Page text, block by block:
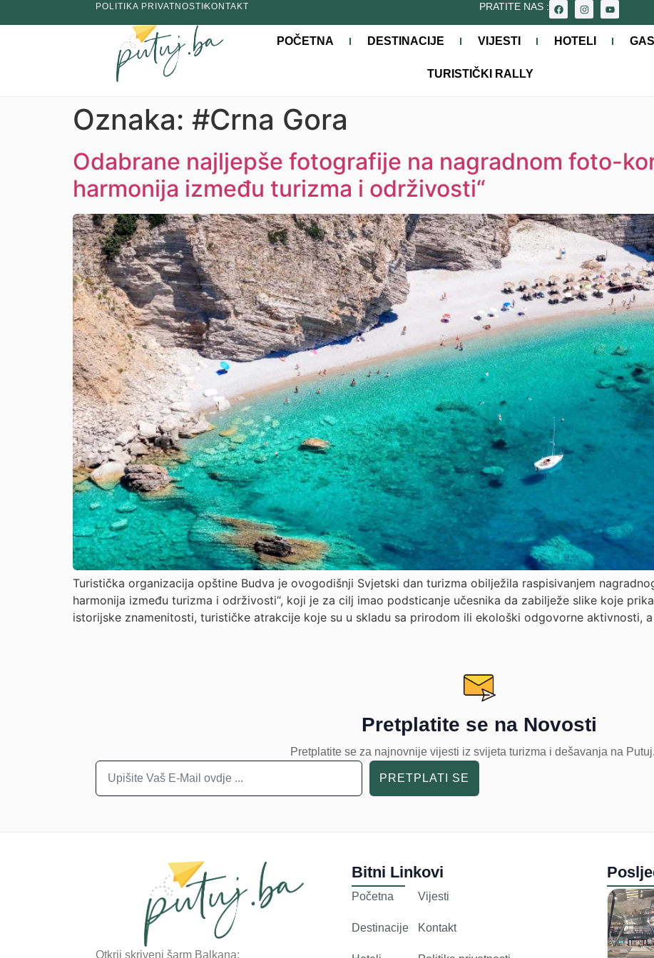
POLITIKA PRIVATNOSTIKONTAKT PRATITE NAS :
POČETNA DESTINACIJE VIJESTI HOTELI
TURISTIČKI RALLY
Oznaka: #Crna Gora
Odabrane najljepše fotografije na nagradnom foto-
harmonija između turizma i održivosti“
Turistička organizacija opštine Budva je ovogodišnji Svjetski dan turizma obilježila raspisivanjem
harmonija između turizma i održivosti“, koji je za cilj imao podsticanje učesnika da zabilježe slike koje
istorijske znamenitosti, turističke atrakcije koje su u skladu sa prirodom ili ekološki odgovorne aktivnosti,
Pretplatite se na Novosti
Pretplatite se za najnovnije vijesti iz svijeta turizma i dešavanja na
PRETPLATI SE
Otkrij skriveni šarm Balkana:
Bitni Linkovi
Početna
Destinacije
Vijesti
Kontakt